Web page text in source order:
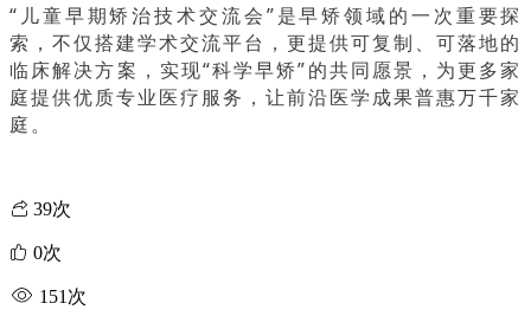
“儿童早期矫治技术交流会”是早矫领域的一次重要探
索，不仅搭建学术交流平台，更提供可复制、可落地的
临床解决方案，实现“科学早矫”的共同愿景，为更多家
庭提供优质专业医疗服务，让前沿医学成果普惠万千家
庭。
39次
0次
151次